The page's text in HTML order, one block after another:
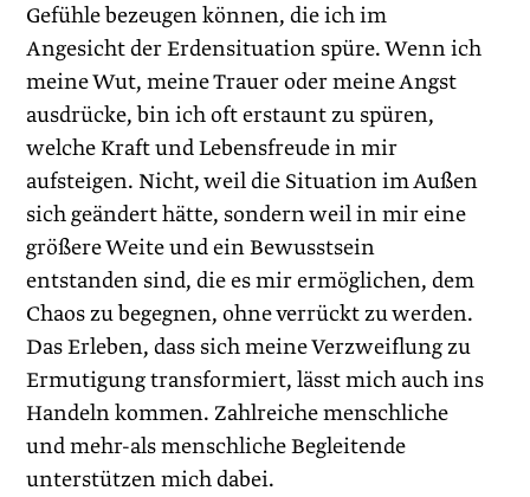
Gefühle bezeugen können, die ich im
Angesicht der Erdensituation spüre. Wenn ich
meine Wut, meine Trauer oder meine Angst
ausdrücke, bin ich oft erstaunt zu spüren,
welche Kraft und Lebensfreude in mir
aufsteigen. Nicht, weil die Situation im Außen
sich geändert hätte, sondern weil in mir eine
größere Weite und ein Bewusstsein
entstanden sind, die es mir ermöglichen, dem
Chaos zu begegnen, ohne verrückt zu werden.
Das Erleben, dass sich meine Verzweiflung zu
Ermutigung transformiert, lässt mich auch ins
Handeln kommen. Zahlreiche menschliche
und mehr-als menschliche Begleitende
unterstützen mich dabei.